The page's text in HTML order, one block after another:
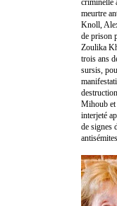
meurtre
Knoll,
de prison
Zoulika
trois ans
sursis,
Mihoub et
interjeté
de signes
antisémites.